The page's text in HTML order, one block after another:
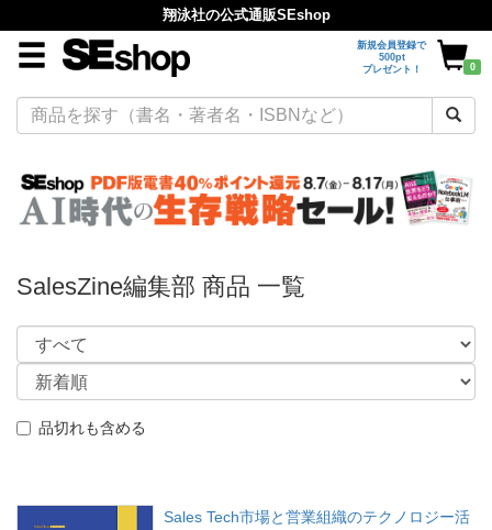
翔泳社の公式通販SEshop
新規会員登録で
500pt
プレゼント！
0
SalesZine編集部 商品 一覧
品切れも含める
Sales Tech市場と営業組織のテクノロジー活